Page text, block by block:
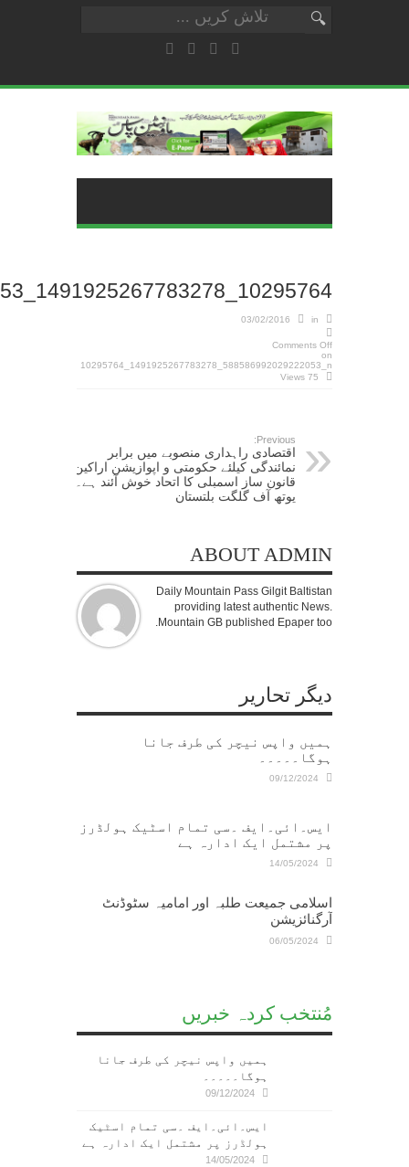
10295764_1491925267783278_588586992029222053_n
in
03/02/2016
Comments Off
on
10295764_1491925267783278_588586992029222053_n
75 Views
Previous:
اقتصادی راہداری منصوبے میں برابر
نمائندگی کیلئے حکومتی و اپوازیشن اراکین
قانون ساز اسمبلی کا اتحاد خوش آئند ہے۔
یوتھ آف گلگت بلتستان
ABOUT ADMIN
Daily Mountain Pass Gilgit Baltistan
providing latest authentic News.
Mountain GB published Epaper too.
دیگر تحاریر
ہمیں واپس نیچر کی طرف جانا
ہوگا۔۔۔۔۔
09/12/2024
ایس۔ائی۔ایف ۔سی تمام اسٹیک ہولڈرز
پر مشتمل ایک ادارہ ہے
14/05/2024
اسلامی جمیعت طلبہ اور امامیہ سٹوڈنٹ
آرگنائزیشن
06/05/2024
مُنتخب کردہ خبریں
ہمیں واپس نیچر کی طرف جانا
ہوگا۔۔۔۔۔
09/12/2024
ایس۔ائی۔ایف ۔سی تمام اسٹیک
ہولڈرز پر مشتمل ایک ادارہ ہے
14/05/2024